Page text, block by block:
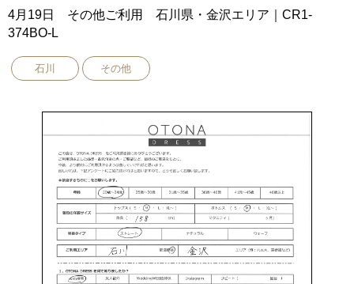
4月19日 その他ご利用 石川県・金沢エリア｜CR1-
374BO-L
石川 その他